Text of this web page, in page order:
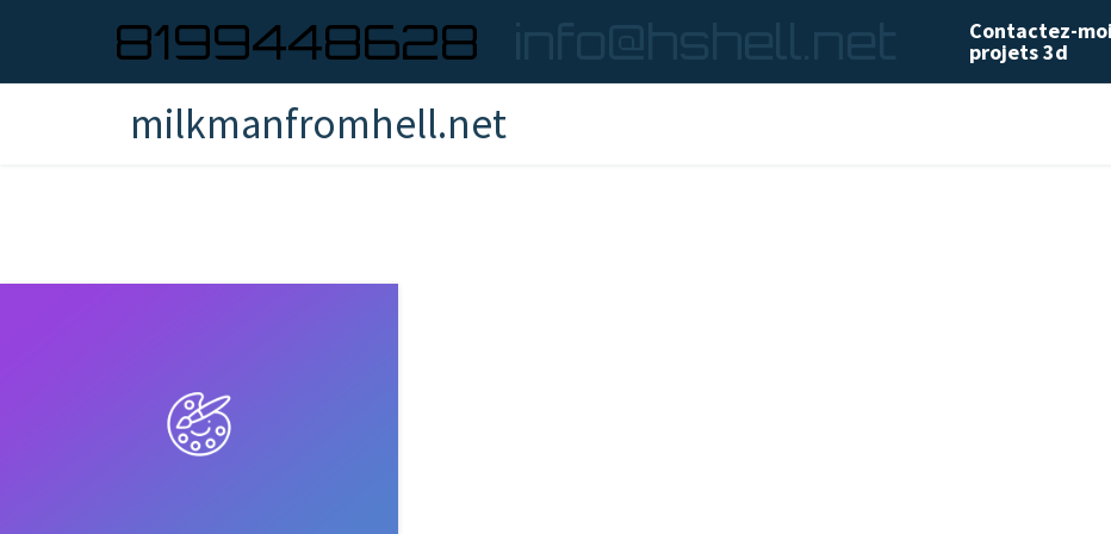
8199448628 Contactez-
projets 3d
milkmanfromhell.net